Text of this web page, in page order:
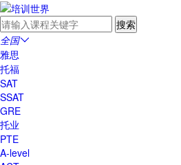
全国
雅思
托福
SAT
SSAT
GRE
托业
PTE
A-level